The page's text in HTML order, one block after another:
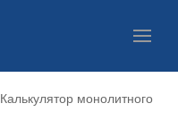
Калькулятор монолитного